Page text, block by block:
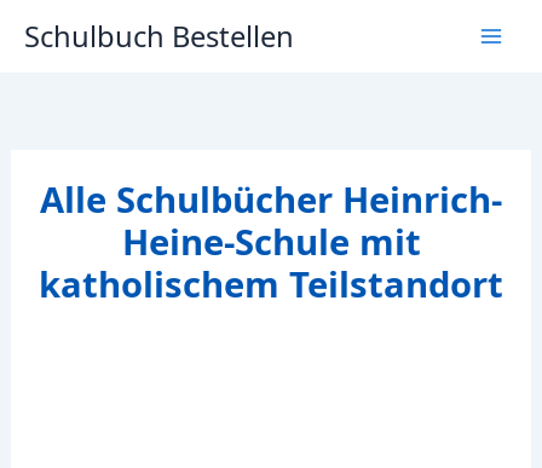
InhaltSchulbuch Bestellen
Alle Schulbücher Heinrich-
Heine-Schule mit
katholischem Teilstandort